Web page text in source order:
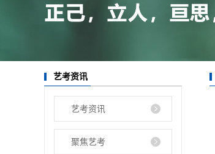
艺考资讯
艺考资讯
聚焦艺考